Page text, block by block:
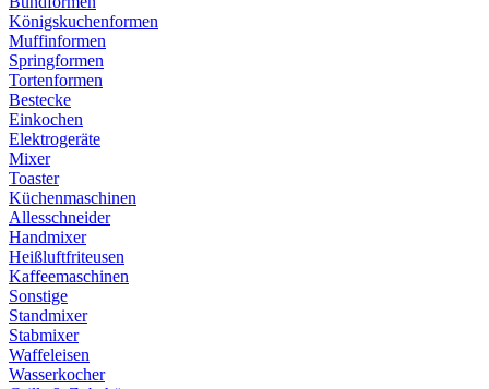
Königskuchenformen
Muffinformen
Springformen
Tortenformen
Bestecke
Einkochen
Elektrogeräte
Mixer
Toaster
Küchenmaschinen
Allesschneider
Handmixer
Heißluftfriteusen
Kaffeemaschinen
Sonstige
Standmixer
Stabmixer
Waffeleisen
Wasserkocher